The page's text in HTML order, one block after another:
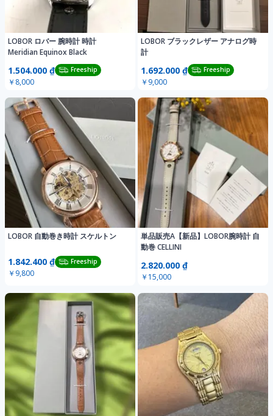
LOBOR ロバー 腕時計 時計
Meridian Equinox Black
1.504.000 ₫ Freeship
￥8,000
LOBOR ブラックレザー アナログ時
計
1.692.000 ₫ Freeship
￥9,000
LOBOR 自動巻き時計 スケルトン
1.842.400 ₫ Freeship
￥9,800
単品販売A【新品】LOBOR腕時計 自
動巻 CELLINI
2.820.000 ₫
￥15,000